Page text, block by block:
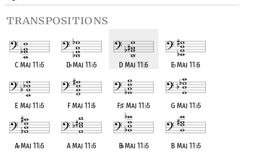
transpositions
C Maj 11♭5 D♭Maj 11♭5 D Maj 11♭5 E♭Maj 11♭5
E Maj 11♭5 F Maj 11♭5 F♯ Maj 11♭5 G Maj 11♭5
A♭Maj 11♭5 A Maj 11♭5 B♭Maj 11♭5 B Maj 11♭5